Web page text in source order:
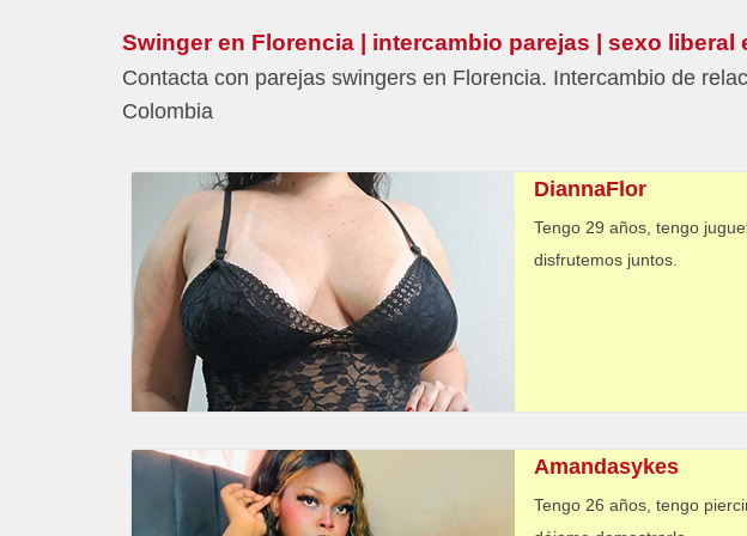
Swinger en Florencia | intercambio parejas | sexo liberal
Contacta con parejas swingers en Florencia. Intercambio de
Colombia
DiannaFlor
Tengo 29 años, tengo
disfrutemos juntos.
Amandasykes
Tengo 26 años, tengo